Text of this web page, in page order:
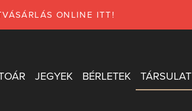
ONLINE ITT!
JEGYEK BÉRLETEK TÁRSULAT